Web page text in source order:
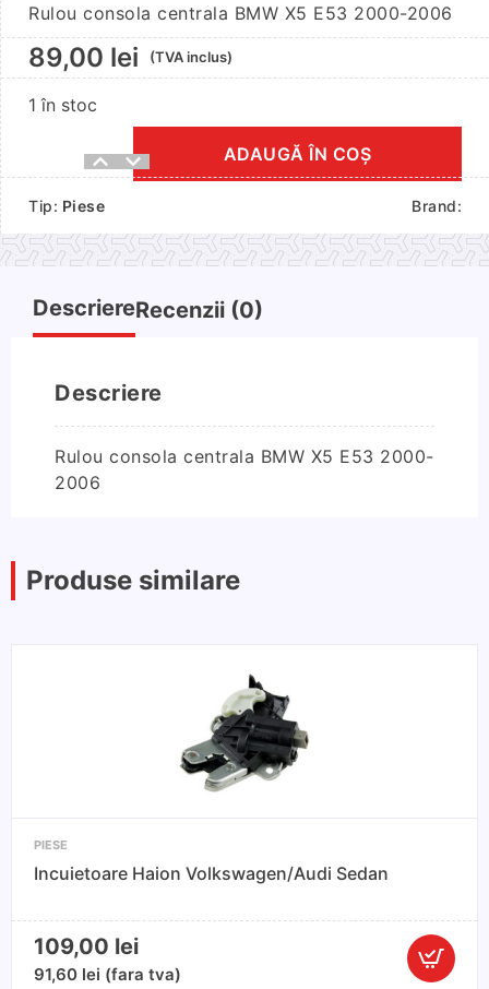
Rulou consola centrala BMW X5 E53 2000-2006
89,00 lei (TVA inclus)
1 în stoc
Cantitate
consola
centrala
BMW
X5
E53
ADAUGĂ ÎN COȘ
Tip: Piese Brand:
DescriereRecenzii (0)
Descriere
Rulou consola centrala BMW X5 E53 2000-
2006
Produse similare
PIESE
Incuietoare Haion Volkswagen/Audi Sedan
109,00 lei
91,60 lei (fara tva)
Cantitate